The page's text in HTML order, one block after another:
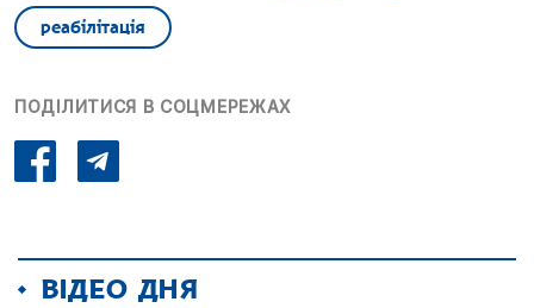
реабілітація
ПОДІЛИТИСЯ В СОЦМЕРЕЖАХ
ВІДЕО ДНЯ